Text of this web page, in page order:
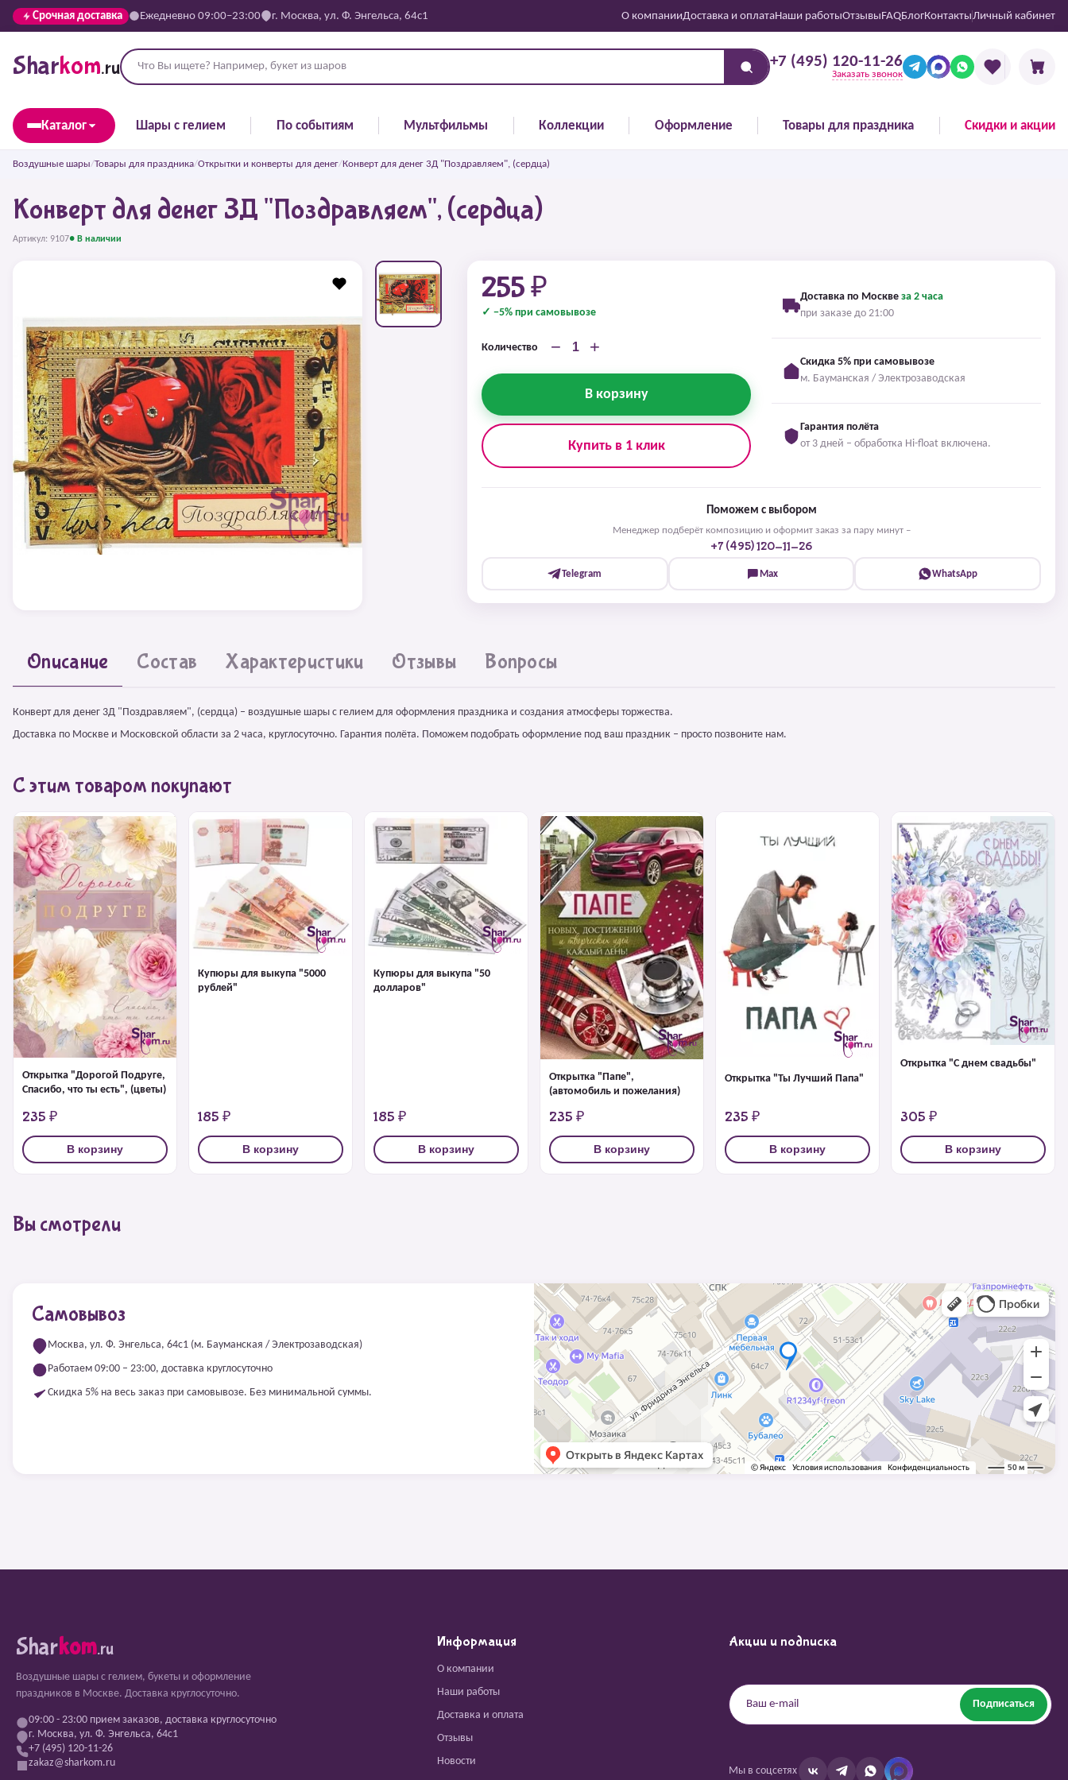
Срочная доставка Ежедневно 09:00–23:00 г. Москва, ул. Ф. Энгельса, 64с1 О компанииДоставка и оплатаНаши работыОтзывыFAQБлогКонтактыЛичный кабинет
Sharkom.ru +7 (495) 120-11-26
Заказать звонок
Каталог Шары с гелием По событиям Мультфильмы Коллекции Оформление Товары для праздника Скидки и акции
Воздушные шары/Товары для праздника/Открытки и конверты для денег/Конверт для денег 3Д "Поздравляем", (сердца)
Конверт для денег 3Д "Поздравляем", (сердца)
Артикул: 9107● В наличии
255 ₽
✓ −5% при самовывозе
Количество − +
В корзину
Купить в 1 клик
Доставка по Москве за 2 часа
при заказе до 21:00
Скидка 5% при самовывозе
м. Бауманская / Электрозаводская
Гарантия полёта
от 3 дней – обработка Hi-float включена.
Поможем с выбором
Менеджер подберёт композицию и оформит заказ за пару минут –
+7 (495) 120-11-26
Telegram Max WhatsApp
Описание Состав Характеристики Отзывы Вопросы
Конверт для денег 3Д "Поздравляем", (сердца) – воздушные шары с гелием для оформления праздника и создания атмосферы торжества.
Доставка по Москве и Московской области за 2 часа, круглосуточно. Гарантия полёта. Поможем подобрать оформление под ваш праздник – просто позвоните нам.
С этим товаром покупают
Открытка "Дорогой Подруге,
Спасибо, что ты есть", (цветы)
235 ₽
В корзину
Купюры для выкупа "5000
рублей"
185 ₽
В корзину
Купюры для выкупа "50
долларов"
185 ₽
В корзину
Открытка "Папе",
(автомобиль и пожелания)
235 ₽
В корзину
Открытка "Ты Лучший Папа"
235 ₽
В корзину
Открытка "С днем свадьбы"
305 ₽
В корзину
Вы смотрели
Самовывоз
Москва, ул. Ф. Энгельса, 64с1 (м. Бауманская / Электрозаводская)
Работаем 09:00 – 23:00, доставка круглосуточно
Скидка 5% на весь заказ при самовывозе. Без минимальной суммы.
Sharkom.ru
Воздушные шары с гелием, букеты и оформление
праздников в Москве. Доставка круглосуточно.
09:00 - 23:00 прием заказов, доставка круглосуточно
г. Москва, ул. Ф. Энгельса, 64с1
+7 (495) 120-11-26
zakaz@sharkom.ru
Информация
О компании
Наши работы
Доставка и оплата
Отзывы
Новости
Акции и подписка
Подписаться
Мы в соцсетях